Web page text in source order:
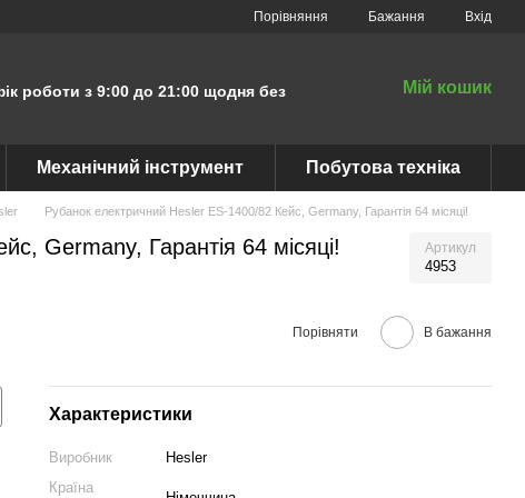
Порівняння Бажання Вхід
роботи з 9:00 до 21:00 щодня без
Мій кошик
Механічний інструмент Побутова техніка
Рубанок електричний Hesler ES-1400/82 Кейс, Germany, Гарантія 64 місяці!
Germany, Гарантія 64 місяці! Артикул
4953
Порівняти В бажання
Характеристики
Виробник
Hesler
Країна